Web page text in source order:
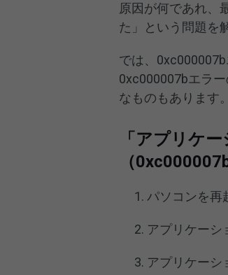
原因が何であれ、
た」という問題を
では、
0xc000007bエラ
なものもあります。
「アプリケ
（
パソコンを再
アプリケーシ
アプリケーシ